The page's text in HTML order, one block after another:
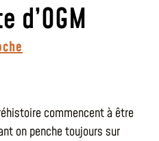
d’OGM
commencent à être
on penche toujours sur